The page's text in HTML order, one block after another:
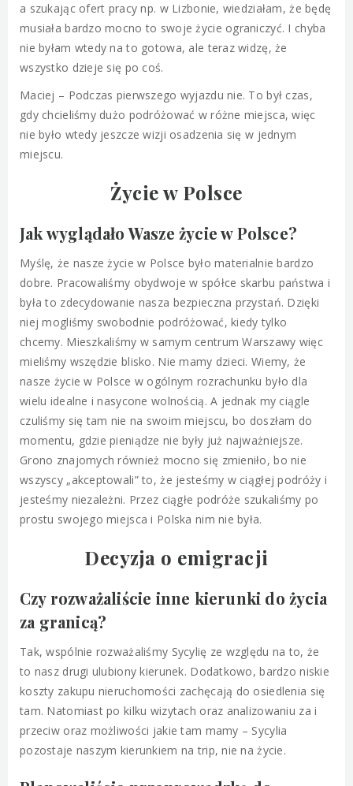
a szukając ofert pracy np. w Lizbonie, wiedziałam, że będę
musiała bardzo mocno to swoje życie ograniczyć. I chyba
nie byłam wtedy na to gotowa, ale teraz widzę, że
wszystko dzieje się po coś.
Maciej – Podczas pierwszego wyjazdu nie. To był czas,
gdy chcieliśmy dużo podróżować w różne miejsca, więc
nie było wtedy jeszcze wizji osadzenia się w jednym
miejscu.
Życie w Polsce
Jak wyglądało Wasze życie w Polsce?
Myślę, że nasze życie w Polsce było materialnie bardzo
dobre. Pracowaliśmy obydwoje w spółce skarbu państwa i
była to zdecydowanie nasza bezpieczna przystań. Dzięki
niej mogliśmy swobodnie podróżować, kiedy tylko
chcemy. Mieszkaliśmy w samym centrum Warszawy więc
mieliśmy wszędzie blisko. Nie mamy dzieci. Wiemy, że
nasze życie w Polsce w ogólnym rozrachunku było dla
wielu idealne i nasycone wolnością. A jednak my ciągle
czuliśmy się tam nie na swoim miejscu, bo doszłam do
momentu, gdzie pieniądze nie były już najważniejsze.
Grono znajomych również mocno się zmieniło, bo nie
wszyscy „akceptowali” to, że jesteśmy w ciągłej podróży i
jesteśmy niezależni. Przez ciągłe podróże szukaliśmy po
prostu swojego miejsca i Polska nim nie była.
Decyzja o emigracji
Czy rozważaliście inne kierunki do życia
za granicą?
Tak, wspólnie rozważaliśmy Sycylię ze względu na to, że
to nasz drugi ulubiony kierunek. Dodatkowo, bardzo niskie
koszty zakupu nieruchomości zachęcają do osiedlenia się
tam. Natomiast po kilku wizytach oraz analizowaniu za i
przeciw oraz możliwości jakie tam mamy – Sycylia
pozostaje naszym kierunkiem na trip, nie na życie.